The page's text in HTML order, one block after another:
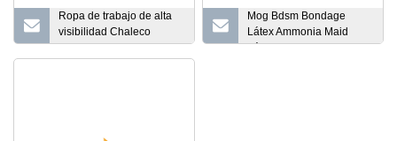
Ropa de trabajo de alta
visibilidad Chaleco
reflectante de seguridad
Mog Bdsm Bondage
Látex Ammonia Maid
Láser Espejo Cuero